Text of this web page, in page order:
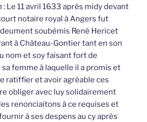
: Le 11 avril 1633 après midy devant
notaire royal à Angers fut
soubémis René Hericet
à Château-Gontier tant en son
nom et soy faisant fort de
femme à laquelle il a promis et
ratiffier et avoir agréable ces
obliger avec luy solidairement
renonciaitons à ce requises et
à ses despens au cy après